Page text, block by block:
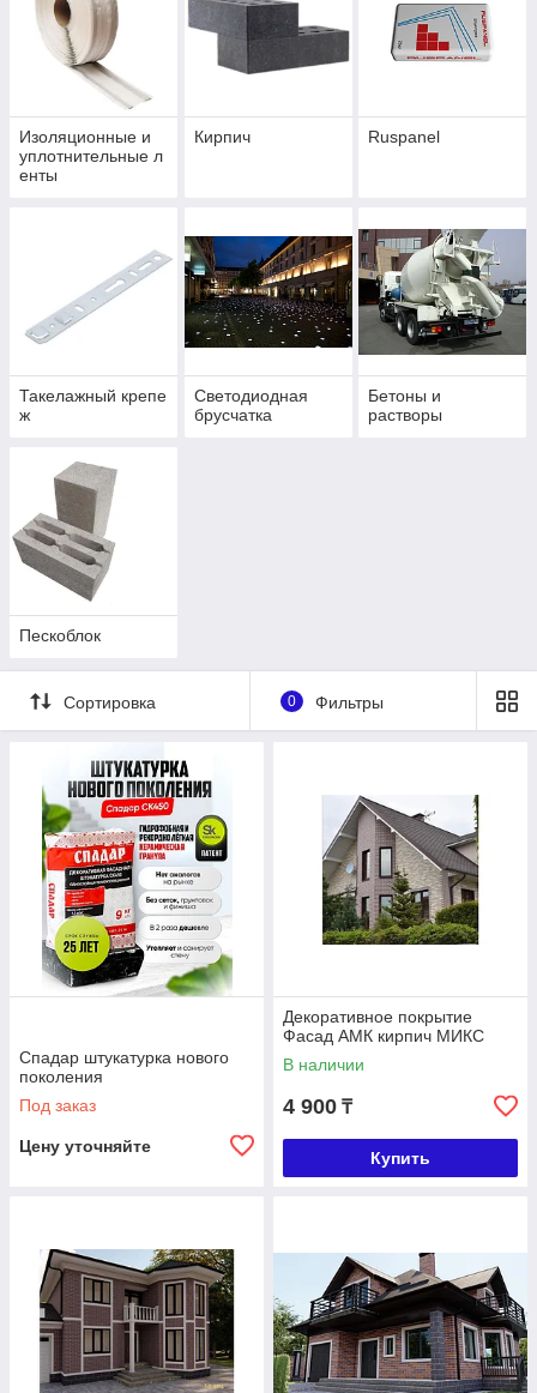
Изоляционные и
уплотнительные л
енты
Кирпич Ruspanel
Такелажный крепе
ж
Светодиодная
брусчатка
Бетоны и
растворы
Пескоблок
Сортировка 0 Фильтры
Спадар штукатурка нового
поколения
Под заказ
Цену уточняйте
Декоративное покрытие
Фасад АМК кирпич МИКС
В наличии
4 900 ₸
Купить